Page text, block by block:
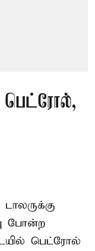
போன்ற
பெட்ரோல்